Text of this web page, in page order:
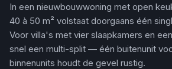
In een nieuwbouwwoning met open
40 à 50 m² volstaat doorgaans één
Voor villa's met vier slaapkamers en
snel een multi-split — één buitenunit
binnenunits houdt de gevel rustig.